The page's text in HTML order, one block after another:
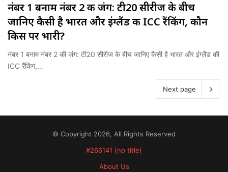
नंबर 1 बनाम नंबर 2 की जंग: टी20 सीरीज के बीच
जानिए कैसी है भारत और इंग्लैंड की ICC रैंकिंग, कौन
किस पर भारी?
नंबर 1 बनाम नंबर 2 की जंग: टी20 सीरीज के बीच जानिए कैसी है भारत और इंग्लैंड की
ICC रैंकिंग,…
Next page
© Copyright 2026, All Rights Reserved
#266141 (no title)
About Us